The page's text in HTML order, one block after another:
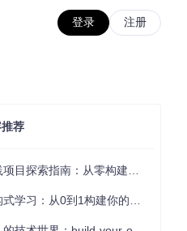
登录 注册
荐
探索指南：从零构建技术能力体系
习：从0到1构建你的编程知识体系